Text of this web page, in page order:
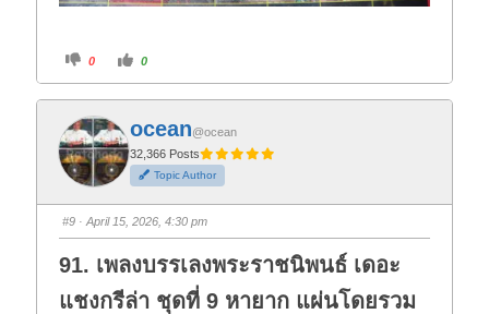
C
i
k
f
o
r
t
h
u
m
d
o
.
0
C
i
k
o
r
t
h
u
m
u
p
0
ocean@ocean
32,366 Posts
Topic Author
#9 · April 15, 2026, 4:30 pm
91. เพลงบรรเลงพระราชนิพนธ์ เดอะ
แชงกรีล่า ชุดที่ 9 หายาก แผ่นโดยรวม